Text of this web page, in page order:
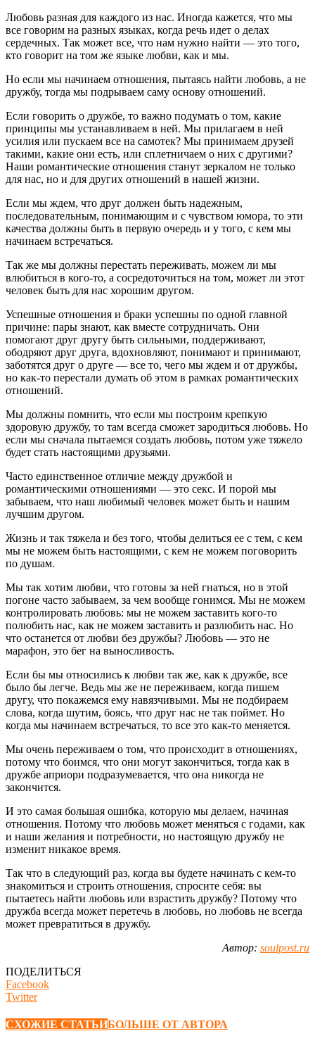
Любовь разная для каждого из нас. Иногда кажется, что мы
все говорим на разных языках, когда речь идет о делах
сердечных. Так может все, что нам нужно найти — это того,
кто говорит на том же языке любви, как и мы.
Но если мы начинаем отношения, пытаясь найти любовь, а не
дружбу, тогда мы подрываем саму основу отношений.
Если говорить о дружбе, то важно подумать о том, какие
принципы мы устанавливаем в ней. Мы прилагаем в ней
усилия или пускаем все на самотек? Мы принимаем друзей
такими, какие они есть, или сплетничаем о них с другими?
Наши романтические отношения станут зеркалом не только
для нас, но и для других отношений в нашей жизни.
Если мы ждем, что друг должен быть надежным,
последовательным, понимающим и с чувством юмора, то эти
качества должны быть в первую очередь и у того, с кем мы
начинаем встречаться.
Так же мы должны перестать переживать, можем ли мы
влюбиться в кого-то, а сосредоточиться на том, может ли этот
человек быть для нас хорошим другом.
Успешные отношения и браки успешны по одной главной
причине: пары знают, как вместе сотрудничать. Они
помогают друг другу быть сильными, поддерживают,
ободряют друг друга, вдохновляют, понимают и принимают,
заботятся друг о друге — все то, чего мы ждем и от дружбы,
но как-то перестали думать об этом в рамках романтических
отношений.
Мы должны помнить, что если мы построим крепкую
здоровую дружбу, то там всегда сможет зародиться любовь. Но
если мы сначала пытаемся создать любовь, потом уже тяжело
будет стать настоящими друзьями.
Часто единственное отличие между дружбой и
романтическими отношениями — это секс. И порой мы
забываем, что наш любимый человек может быть и нашим
лучшим другом.
Жизнь и так тяжела и без того, чтобы делиться ее с тем, с кем
мы не можем быть настоящими, с кем не можем поговорить
по душам.
Мы так хотим любви, что готовы за ней гнаться, но в этой
погоне часто забываем, за чем вообще гонимся. Мы не можем
контролировать любовь: мы не можем заставить кого-то
полюбить нас, как не можем заставить и разлюбить нас. Но
что останется от любви без дружбы? Любовь — это не
марафон, это бег на выносливость.
Если бы мы относились к любви так же, как к дружбе, все
было бы легче. Ведь мы же не переживаем, когда пишем
другу, что покажемся ему навязчивыми. Мы не подбираем
слова, когда шутим, боясь, что друг нас не так поймет. Но
когда мы начинаем встречаться, то все это как-то меняется.
Мы очень переживаем о том, что происходит в отношениях,
потому что боимся, что они могут закончиться, тогда как в
дружбе априори подразумевается, что она никогда не
закончится.
И это самая большая ошибка, которую мы делаем, начиная
отношения. Потому что любовь может меняться с годами, как
и наши желания и потребности, но настоящую дружбу не
изменит никакое время.
Так что в следующий раз, когда вы будете начинать с кем-то
знакомиться и строить отношения, спросите себя: вы
пытаетесь найти любовь или взрастить дружбу? Потому что
дружба всегда может перетечь в любовь, но любовь не всегда
может превратиться в дружбу.
Автор: soulpost.ru
ПОДЕЛИТЬСЯ
Facebook
Twitter
СХОЖИЕ СТАТЬИБОЛЬШЕ ОТ АВТОРА